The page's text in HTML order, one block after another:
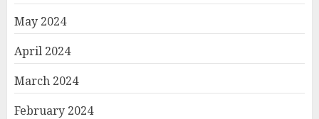
May 2024
April 2024
March 2024
February 2024